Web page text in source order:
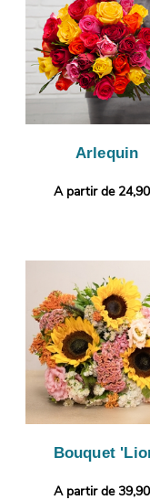
Envie de sortir des
glisser une photo
de personnalité à votre
Arlequin
A partir de
Bouquet
A partir de